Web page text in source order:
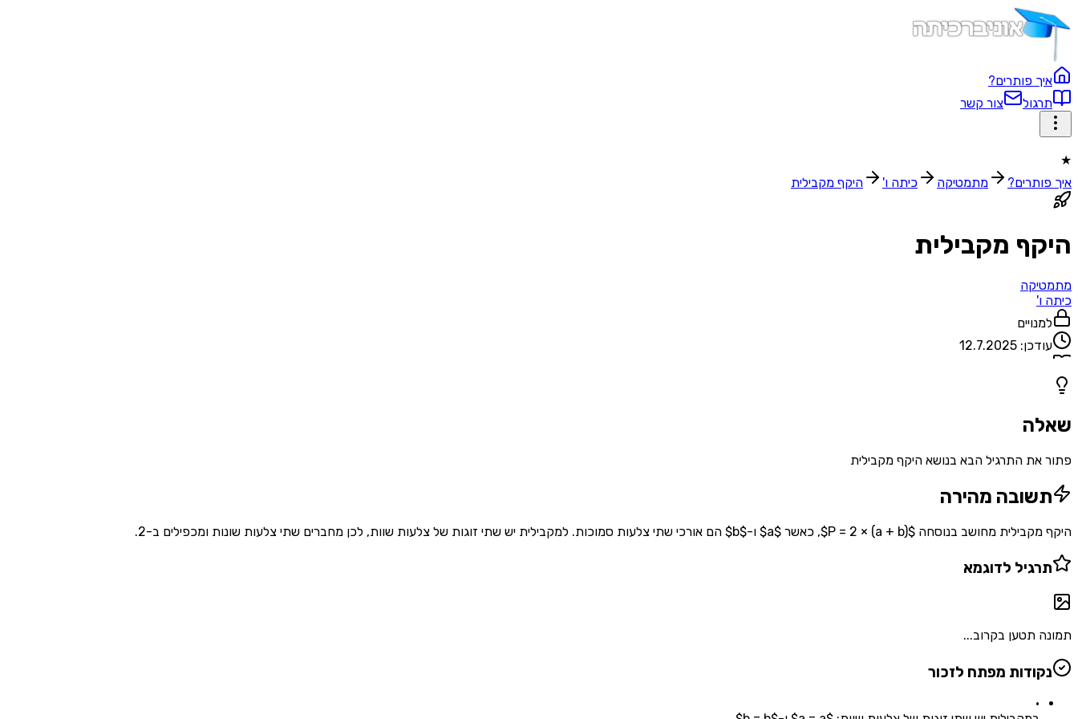
איך פותרים?
תרגול
צור קשר
★
איך פותרים?
מתמטיקה כיתה ו' היקף מקבילית
היקף מקבילית
מתמטיקה
כיתה ו'
למנויים
עודכן: 12.7.2025
שאלה
פתור את התרגיל הבא בנושא היקף מקבילית
תשובה מהירה
היקף מקבילית מחושב בנוסחה $P = 2 × (a + b)$, כאשר $a$ ו-$b$ הם אורכי שתי צלעות סמוכות. למקבילית יש שתי זוגות של צלעות שוות, לכן מחברים שתי צלעות שונות ומכפילים ב-2.
תרגיל לדוגמא
תמונה תטען בקרוב...
נקודות מפתח לזכור
•